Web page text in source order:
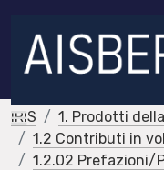
IRIS
1. Prodotti
1.2 Contributi in
1.2.02 Prefazioni/